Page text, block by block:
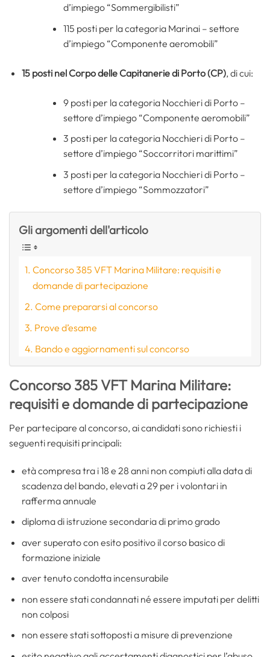
d’impiego “Sommergibilisti”
115 posti per la categoria Marinai – settore
d’impiego “Componente aeromobili”
15 posti nel Corpo delle Capitanerie di Porto (CP), di cui:
9 posti per la categoria Nocchieri di Porto –
settore d’impiego “Componente aeromobili”
3 posti per la categoria Nocchieri di Porto –
settore d’impiego “Soccorritori marittimi”
3 posti per la categoria Nocchieri di Porto –
settore d’impiego “Sommozzatori”
Gli argomenti dell'articolo
Concorso 385 VFT Marina Militare: requisiti e
domande di partecipazione
Come prepararsi al concorso
Prove d’esame
Bando e aggiornamenti sul concorso
Concorso 385 VFT Marina Militare:
requisiti e domande di partecipazione
Per partecipare al concorso, ai candidati sono richiesti i
seguenti requisiti principali:
età compresa tra i 18 e 28 anni non compiuti alla data di
scadenza del bando, elevati a 29 per i volontari in
rafferma annuale
diploma di istruzione secondaria di primo grado
aver superato con esito positivo il corso basico di
formazione iniziale
aver tenuto condotta incensurabile
non essere stati condannati né essere imputati per delitti
non colposi
non essere stati sottoposti a misure di prevenzione